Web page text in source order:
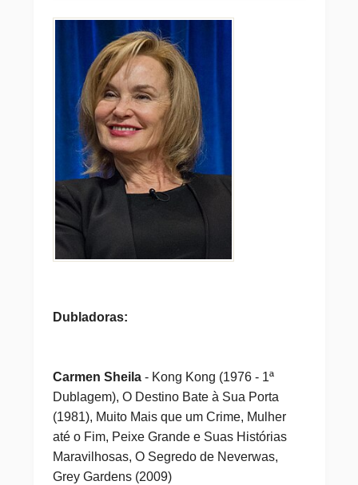
Dubladoras:
Carmen Sheila- Kong Kong (1976 - 1ª
Dublagem), O Destino Bate à Sua Porta
(1981), Muito Mais que um Crime, Mulher
até o Fim, Peixe Grande e Suas Histórias
Maravilhosas, O Segredo de Neverwas,
Grey Gardens (2009)